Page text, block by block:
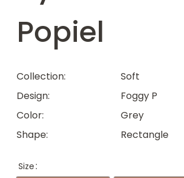
Popiel
Collection
Soft
Design
Foggy P
Color
Grey
Shape
Rectangle
Size